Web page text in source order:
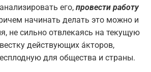
его, провести работу
начинать делать это можно и
не сильно отвлекаясь на текущую
действующих áкторов,
для общества и страны.